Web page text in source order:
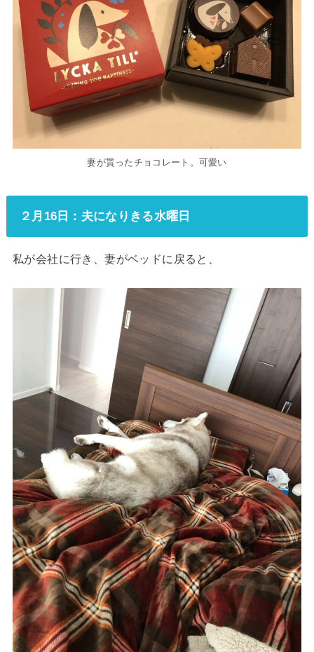
妻が貰ったチョコレート。可愛い
２月16日：夫になりきる水曜日
私が会社に行き、妻がベッドに戻ると、